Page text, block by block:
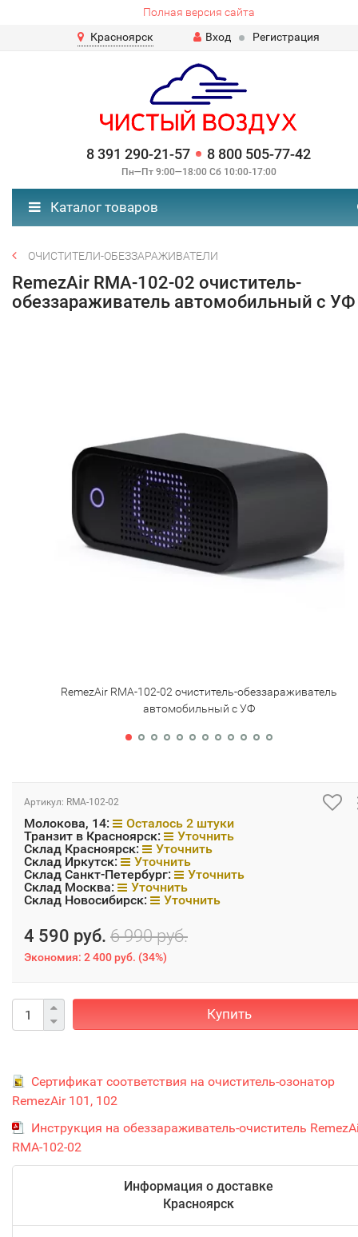
Полная версия сайта
Красноярск
Вход Регистрация
8 391 290-21-57 8 800 505-77-42
Пн—Пт 9:00—18:00 Сб 10:00-17:00
Каталог товаров
ОЧИСТИТЕЛИ-ОБЕЗЗАРАЖИВАТЕЛИ
RemezAir RMA-102-02 очиститель-
обеззараживатель автомобильный с УФ
RemezAir RMA-102-02 очиститель-обеззараживатель
автомобильный с УФ
Артикул: RMA-102-02
Молокова, 14:
Осталось 2 штуки
Транзит в Красноярск:
Уточнить
Склад Красноярск:
Уточнить
Склад Иркутск:
Уточнить
Склад Санкт-Петербург:
Уточнить
Склад Москва:
Уточнить
Склад Новосибирск:
Уточнить
4 590 руб. 6 990 руб.
Экономия: 2 400 руб. (34%)
Купить
Сертификат соответствия на очиститель-озонатор
RemezAir 101, 102
Инструкция на обеззараживатель-очиститель
RMA-102-02
Информация о доставке
Красноярск